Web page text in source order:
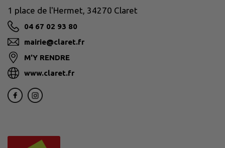
1 place de l'Hermet, 34270 Claret
04 67 02 93 80
mairie@claret.fr
M'Y RENDRE
www.claret.fr